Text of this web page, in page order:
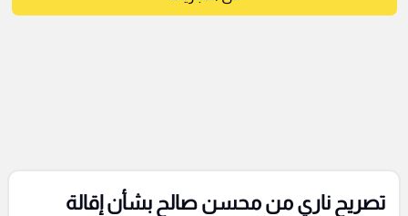
تصريح ناري من محسن صالح بشأن إقالة